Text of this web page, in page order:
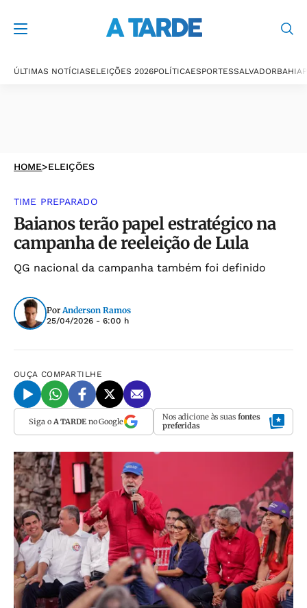
ÚLTIMAS NOTÍCIASELEIÇÕES 2026POLÍTICAESPORTESSALVADORBAHIA
HOME>ELEIÇÕES
TIME PREPARADO
Baianos terão papel estratégico na
campanha de reeleição de Lula
QG nacional da campanha também foi definido
Por Anderson Ramos
25/04/2026 - 6:00 h
OUÇA COMPARTILHE
Siga o A TARDEno Google Nos adicione às suas fontes
preferidas